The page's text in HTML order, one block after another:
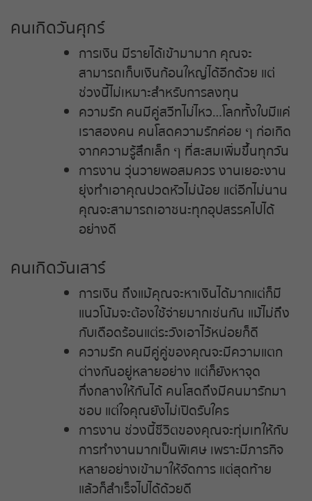
คนเกิดวันศุกร์
การเงิน มีรายได้เข้ามามาก คุณจะ
สามารถเก็บเงินก้อนใหญ่ได้อีกด้วย แต่
ช่วงนี้ไม่เหมาะสำหรับการลงทุน
ความรัก คนมีคู่สวีทไม่ไหว…โลกทั้งใบมีแค่
เราสองคน คนโสดความรักค่อย ๆ ก่อเกิด
จากความรู้สึกเล็ก ๆ ที่สะสมเพิ่มขึ้นทุกวัน
การงาน วุ่นวายพอสมควร งานเยอะงาน
ยุ่งทำเอาคุณปวดหัวไม่น้อย แต่อีกไม่นาน
คุณจะสามารถเอาชนะทุกอุปสรรคไปได้
อย่างดี
คนเกิดวันเสาร์
การเงิน ถึงแม้คุณจะหาเงินได้มากแต่ก็มี
แนวโน้มจะต้องใช้จ่ายมากเช่นกัน แม้ไม่ถึง
กับเดือดร้อนแต่ระวังเอาไว้หน่อยก็ดี
ความรัก คนมีคู่คู่ของคุณจะมีความแตก
ต่างกันอยู่หลายอย่าง แต่ก็ยังหาจุด
กึ่งกลางให้กันได้ คนโสดถึงมีคนมารักมา
ชอบ แต่ใจคุณยังไม่เปิดรับใคร
การงาน ช่วงนี้ชีวิตของคุณจะทุ่มเทให้กับ
การทำงานมากเป็นพิเศษ เพราะมีภารกิจ
หลายอย่างเข้ามาให้จัดการ แต่สุดท้าย
แล้วก็สำเร็จไปได้ด้วยดี